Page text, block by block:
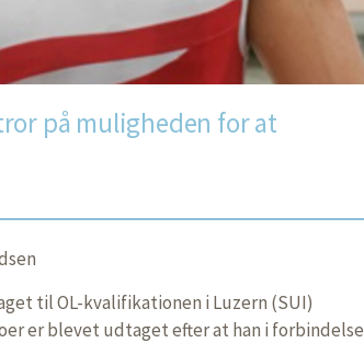
på muligheden for at
til OL-kvalifikationen i Luzern (SUI)
er blevet udtaget efter at han i forbindelse